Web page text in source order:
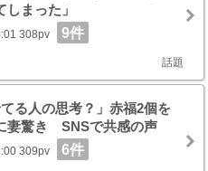
まった」
308pv 9件
話題
る人の思考？」赤福2個を
妻驚き SNSで共感の声
309pv 6件